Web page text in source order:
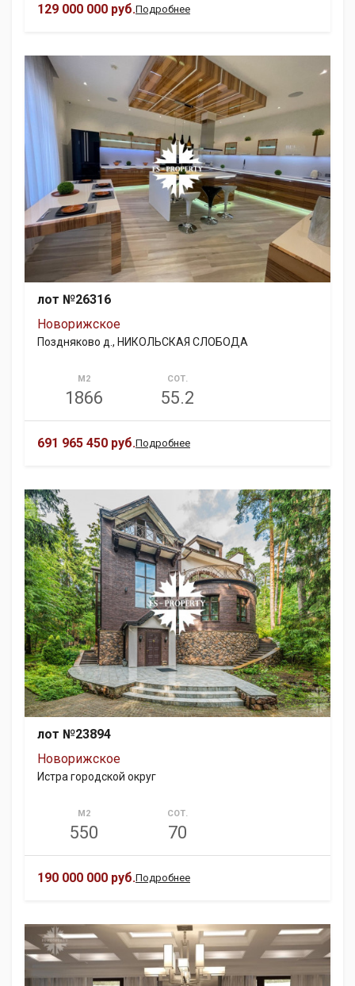
129 000 000 руб.Подробнее
лот №26316
Новорижское
Поздняково д., НИКОЛЬСКАЯ СЛОБОДА
М2
1866
СОТ.
55.2
691 965 450 руб.Подробнее
лот №23894
Новорижское
Истра городской округ
М2
550
СОТ.
70
190 000 000 руб.Подробнее